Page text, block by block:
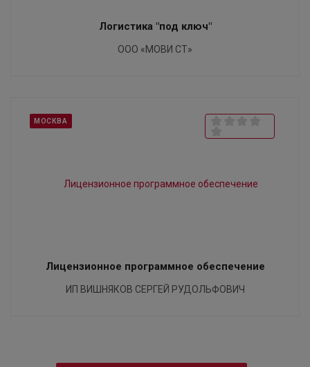
Логистика "под ключ"
ООО «МОВИ СТ»
МОСКВА
Лицензионное программное обеспечение
ИП ВИШНЯКОВ СЕРГЕЙ РУДОЛЬФОВИЧ